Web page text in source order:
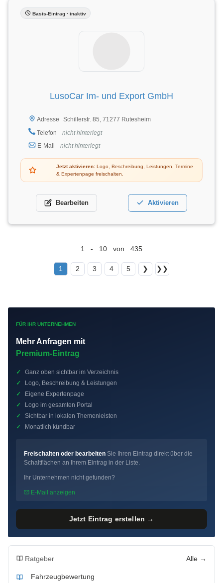
Basis-Eintrag · inaktiv
LusoCar Im- und Export GmbH
Adresse
Schillerstr. 85, 71277 Rutesheim
Telefon
nicht hinterlegt
E-Mail
nicht hinterlegt
Jetzt aktivieren: Logo, Beschreibung, Leistungen, Termine
& Expertenpage freischalten.
Bearbeiten Aktivieren
1 - 10 von 435
1 2 3 4 5 ❯ ❯❯
FÜR IHR UNTERNEHMEN
Mehr Anfragen mit
Premium-Eintrag
✓
Ganz oben sichtbar im Verzeichnis
✓
Logo, Beschreibung & Leistungen
✓
Eigene Expertenpage
✓
Logo im gesamten Portal
✓
Sichtbar in lokalen Themenleisten
✓
Monatlich kündbar
Freischalten oder bearbeiten Sie Ihren Eintrag direkt über die
Schaltflächen an Ihrem Eintrag in der Liste.
Ihr Unternehmen nicht gefunden?
E-Mail anzeigen
Jetzt Eintrag erstellen →
Ratgeber Alle →
Fahrzeugbewertung